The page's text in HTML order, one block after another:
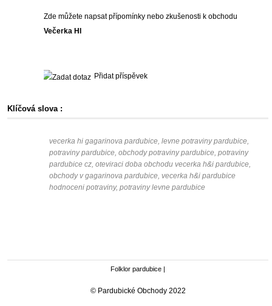
Zde můžete napsat přípomínky nebo zkušenosti k obchodu
Večerka HI
Přidat příspěvek
Klíčová slova :
vecerka hi gagarinova pardubice, levne potraviny pardubice,
potraviny pardubice, obchody potraviny pardubice, potraviny
pardubice cz, oteviraci doba obchodu vecerka h&i pardubice,
obchody v gagarinova pardubice, vecerka h&i pardubice
hodnoceni potraviny, potraviny levne pardubice
Folklor pardubice
© Pardubické Obchody 2022